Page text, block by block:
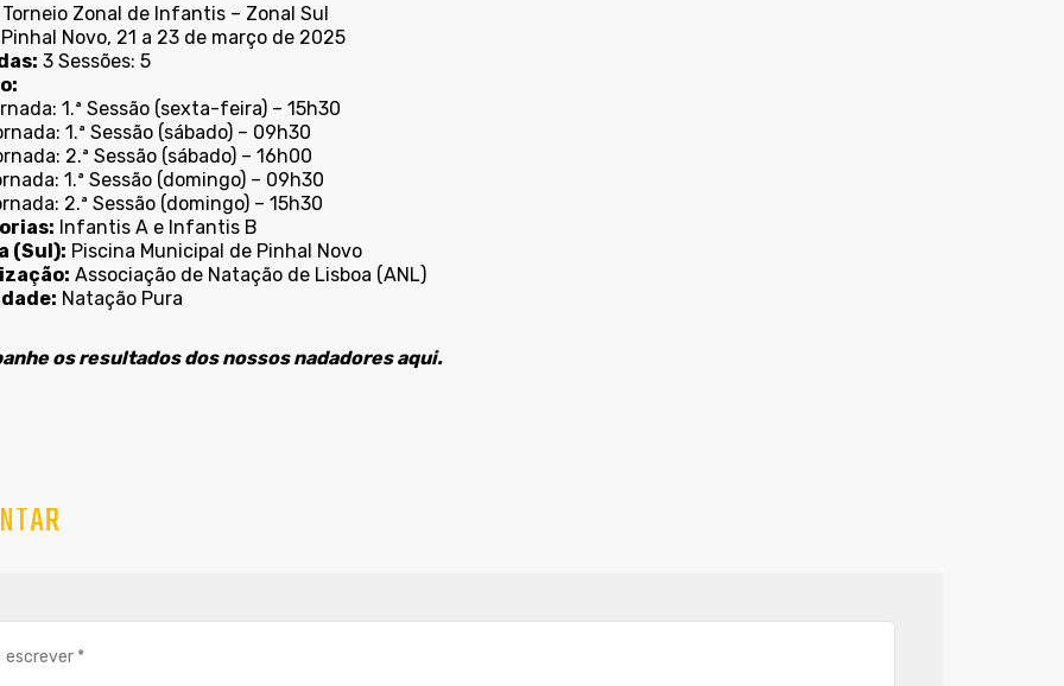
Torneio Zonal de Infantis – Zonal Sul
Pinhal Novo, 21 a 23 de março de 2025
3 Sessões: 5
1.ª Sessão (sexta-feira) – 15h30
1.ª Sessão (sábado) – 09h30
2.ª Sessão (sábado) – 16h00
1.ª Sessão (domingo) – 09h30
2.ª Sessão (domingo) – 15h30
Infantis A e Infantis B
(Sul): Piscina Municipal de Pinhal Novo
Associação de Natação de Lisboa (ANL)
Natação Pura
os resultados dos nossos nadadores aqui.